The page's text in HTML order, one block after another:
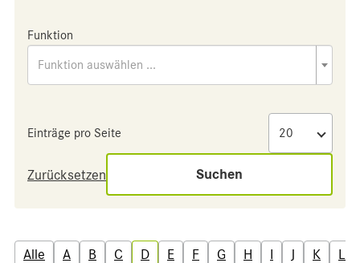
Funktion
Funktion auswählen ...
Einträge pro Seite
Zurücksetzen Suchen
Alle A B C D E F G H I J K L